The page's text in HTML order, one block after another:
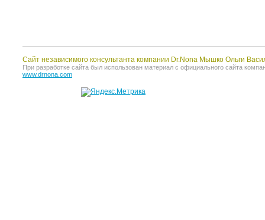
Сайт независимого консультанта компании Dr.Nona Мышко Ольги
При разработке сайта был использован материал с официального сайта
www.drnona.com